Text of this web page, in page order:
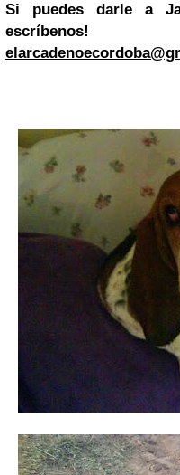
Si puedes darle a
escríbenos!